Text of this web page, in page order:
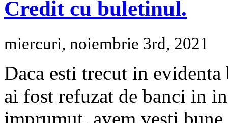
Credit cu buletinul.
miercuri, noiembrie 3rd, 2021
Daca esti trecut in
ai fost refuzat de banci in